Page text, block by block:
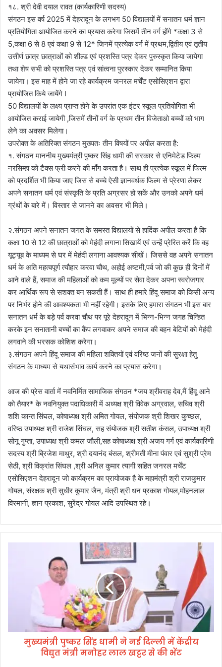
१८. श्री देवी दयाल रावत (कार्यकारिणी सदस्य)
संगठन इस वर्ष 2025 में देहरादून के लगभग 50 विद्यालयों में सनातन धर्म ज्ञान
प्रतियोगिता आयोजित करने का प्रयास करेगा जिसमें तीन वर्ग होंगे *कक्षा 3 से
5,कक्षा 6 से 8 एवं कक्षा 9 से 12* जिनमें प्रत्येक वर्ग में प्रथम,द्वितीय एवं तृतीय
उत्तीर्ण छात्र छात्राओं को शील्ड एवं प्रशस्ति पत्र देकर पुरुस्कृत किया जायेगा
तथा शेष सभी को प्रशस्ति पत्र एवं सांत्वना पुरस्कार देकर सम्मानित किया
जायेगा। इस माह में होने जा रहे कार्यक्रम जनरल मर्चेंट एसोसिएशन द्वारा
प्रायोजित किये जायेंगे I
50 विद्यालयों के लक्ष्य प्राप्त होने के उपरांत एक इंटर स्कूल प्रतियोगिता भी
आयोजित कराई जायेगी ,जिसमें तीनों वर्ग के प्रथम तीन विजेताओ बच्चों को भाग
लेने का अवसर मिलेगा।
उपरोक्त के अतिरिक्त संगठन मुख्यतः तीन विषयों पर अपील करता है:
१. संगठन माननीय मुख्यमंत्री पुष्कर सिंह धामी की सरकार से एनिमेटेड फिल्म
नरसिम्हा को टैक्स फ्री करने की माँग करता है। साथ ही प्रत्येक स्कूल में फिल्म
को प्रदर्शित भी किया जाए जिस से बच्चे ऐसी ज्ञानवर्धक फिल्म से प्रेरणा लेकर
अपने सनातन धर्म एवं संस्कृति के प्रति अग्रसर हो सकें और उनको अपने धर्म
ग्रंथों के बारे में। विस्तार से जानने का अवसर भी मिले।
२.संगठन अपने सनातन जगत के समस्त विद्यालयों से हार्दिक अपील करता है कि
कक्षा 10 से 12 की छात्राओं को मेहंदी लगाना सिखायें एवं उन्हें प्रेरित करें कि वह
यूट्यूब के माध्यम से घर में मेहंदी लगाना आवश्यक सीखें। जिससे वह अपने सनातन
धर्म के अति महत्वपूर्ण त्यौहार करवा चौथ, अहोई अष्टमी,पर्व जो की कुछ ही दिनों में
आने वाले हैं, समाज की महिलाओं को कम मूल्यों पर सेवा देकर अपना स्वरोजगार
कर आर्थिक रूप से सशक्त बन सकती हैं। साथ ही हमारे हिंदू समाज को किसी अन्य
पर निर्भर होने की आवश्यकता भी नहीं रहेगी। इसके लिए हमारा संगठन भी इस बार
सनातन धर्म के बड़े पर्व करवा चौथ पर पूरे देहरादून में भिन्न-भिन्न जगह चिन्हित
करके इन सनातानी बच्चों का कैंप लगवाकर अपने समाज की बहन बेटियों को मेहंदी
लगवाने की भरसक कोशिश करेगा।
३.संगठन अपने हिंदू समाज की महिला शक्तियों एवं वरिष्ठ जनों की सुरक्षा हेतु
संगठन के माध्यम से यथासंभाव कार्य करने का प्रयास करेगा।
आज की प्रेस वार्ता में नवनिर्मित सामाजिक संगठन *जय श्रीवराह देव,मैं हिंदू आने
को तैयार* के नवनियुक्त पदाधिकारी में अध्यक्ष श्री विवेक अग्रवाल, सचिव श्री
शशि कान्त सिंघल, कोषाध्यक्ष श्री अमित गोयल, संयोजक श्री शिखर कुच्छल,
वरिष्ठ उपाध्यक्ष श्री राजेश सिंघल, सह संयोजक श्री सतीश कंसल, उपाध्यक्ष श्री
सोनू गुप्ता, उपाध्यक्ष श्री कमल जौली,सह कोषाध्यक्ष श्री अजय गर्ग एवं कार्यकारिणी
सदस्य श्री ब्रिजेश माथुर, श्री दयानंद बंसल, श्रीमती मीना पंवार एवं सुश्री प्रेम
सेठी, श्री विक्रांत सिंघल ,श्री अनिल कुमार त्यागी सहित जनरल मर्चेंट
एसोसिएशन देहरादून जो कार्यक्रम का प्रायोजक है के महामंत्री श्री राजकुमार
गोयल, संरक्षक श्री सुधीर कुमार जैन, मंत्री श्री धन प्रकाश गोयल,मोहनलाल
विरमानी, ज्ञान प्रकाश, सुरेंद्र गोयल आदि उपस्थित रहे।
ह
मुख्यमंत्री पुष्कर सिंह धामी ने नई दिल्ली में केंद्रीय
विद्युत मंत्री मनोहर लाल खट्टर से की भेंट